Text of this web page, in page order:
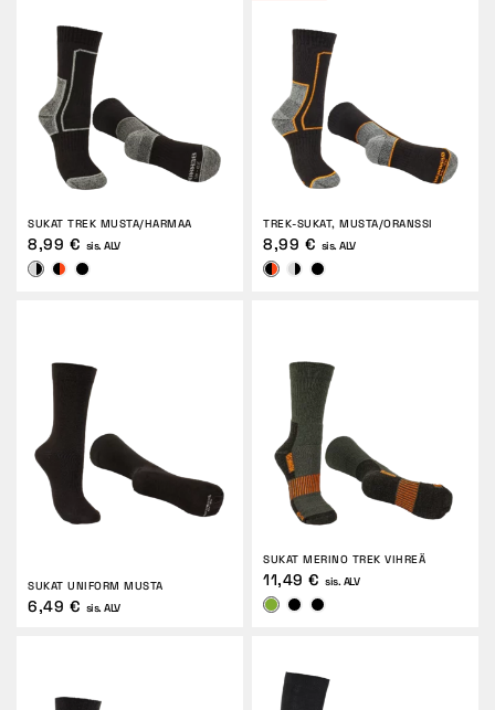
SUKAT TREK MUSTA/HARMAA
8,99 € sis. ALV
TREK-SUKAT, MUSTA/ORANSSI
8,99 € sis. ALV
SUKAT UNIFORM MUSTA
6,49 € sis. ALV
SUKAT MERINO TREK VIHREÄ
11,49 € sis. ALV